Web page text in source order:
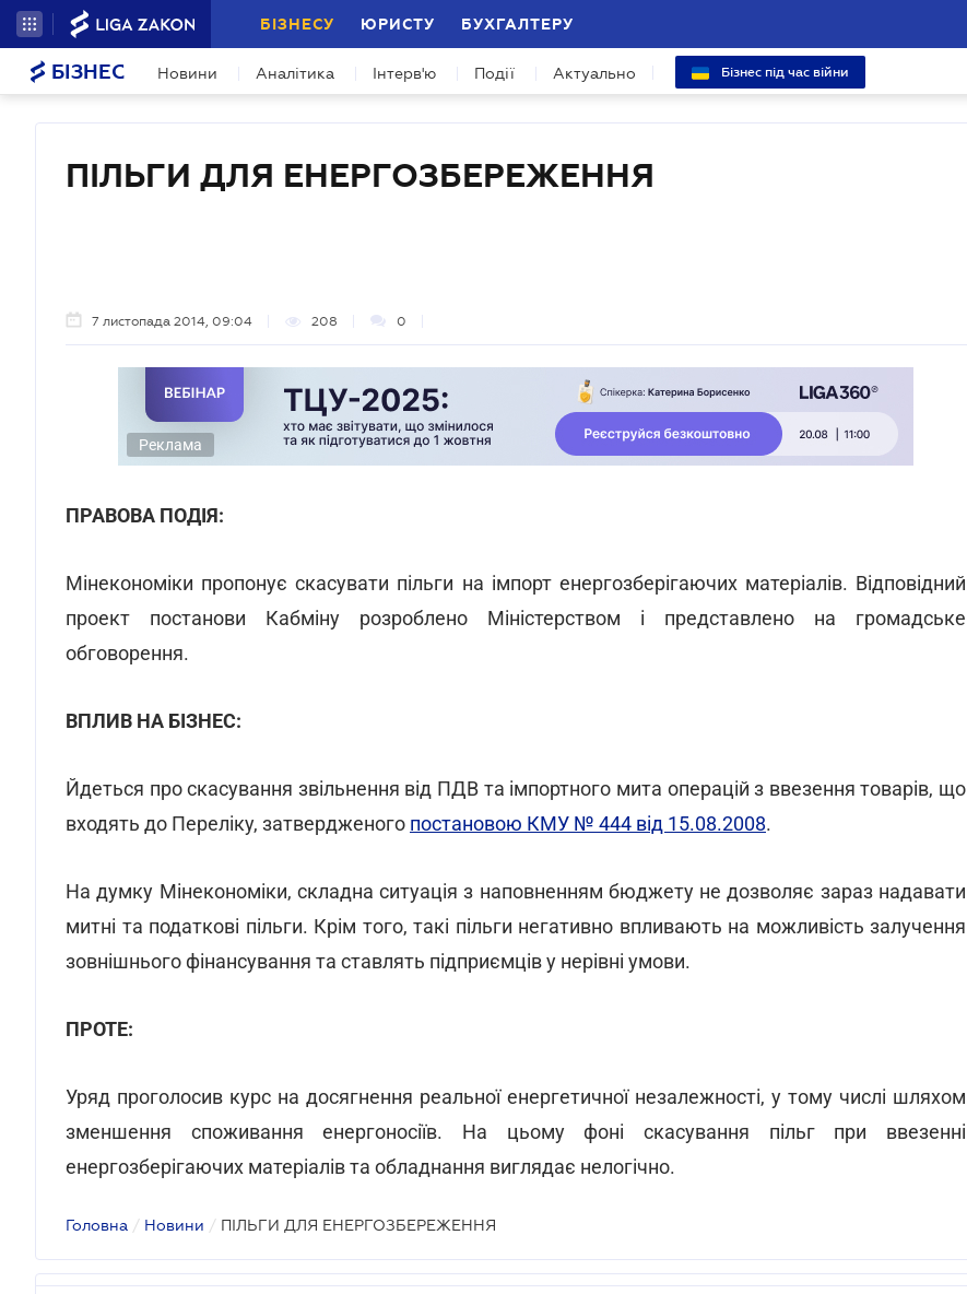
БІЗНЕСУ ЮРИСТУ БУХГАЛТЕРУ
БІЗНЕС Новини Аналітика Інтерв'ю Події Актуально Бізнес під час війни
ПІЛЬГИ ДЛЯ ЕНЕРГОЗБЕРЕЖЕННЯ
7 листопада 2014, 09:04 208 0
Реклама
ПРАВОВА ПОДІЯ:
Мінекономіки пропонує скасувати пільги на імпорт енергозберігаючих матеріалів. Відповідний
проект постанови Кабміну розроблено Міністерством і представлено на громадське
обговорення.
ВПЛИВ НА БІЗНЕС:
Йдеться про скасування звільнення від ПДВ та імпортного мита операцій з ввезення товарів, що
входять до Переліку, затвердженого постановою КМУ № 444 від 15.08.2008.
На думку Мінекономіки, складна ситуація з наповненням бюджету не дозволяє зараз надавати
митні та податкові пільги. Крім того, такі пільги негативно впливають на можливість залучення
зовнішнього фінансування та ставлять підприємців у нерівні умови.
ПРОТЕ:
Уряд проголосив курс на досягнення реальної енергетичної незалежності, у тому числі шляхом
зменшення споживання енергоносіїв. На цьому фоні скасування пільг при ввезенні
енергозберігаючих матеріалів та обладнання виглядає нелогічно.
Головна / Новини / ПІЛЬГИ ДЛЯ ЕНЕРГОЗБЕРЕЖЕННЯ